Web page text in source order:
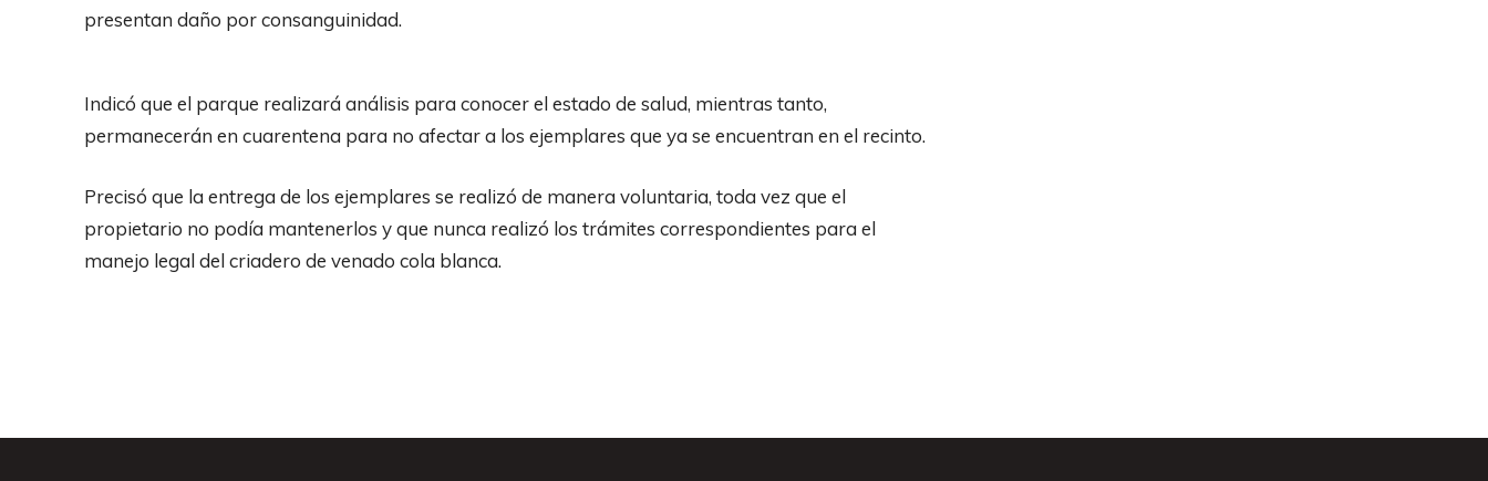
presentan daño por consanguinidad.
Indicó que el parque realizará análisis para conocer el estado de salud, mientras tanto,
permanecerán en cuarentena para no afectar a los ejemplares que ya se encuentran en el recinto.
Precisó que la entrega de los ejemplares se realizó de manera voluntaria, toda vez que el
propietario no podía mantenerlos y que nunca realizó los trámites correspondientes para el
manejo legal del criadero de venado cola blanca.